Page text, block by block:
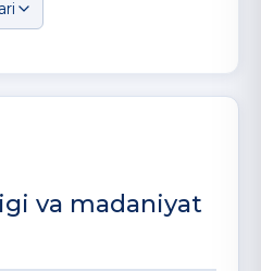
va madaniyat